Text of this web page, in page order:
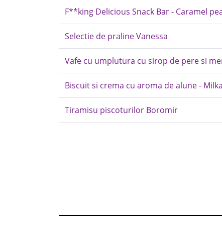
F**king Delicious Snack Bar - Caramel
Selectie de praline Vanessa
Vafe cu umplutura cu sirop de pere si
Biscuit si crema cu aroma de alune - Milka
Tiramisu piscoturilor Boromir